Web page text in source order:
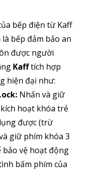
bếp điện từ Kaff
bếp đảm bảo an
được người
Kafftích hợp
hiện đại như:
Nhấn và giữ
hoạt khóa trẻ
được (trừ
giữ phím khóa 3
bảo vệ hoạt động
bấm phím của